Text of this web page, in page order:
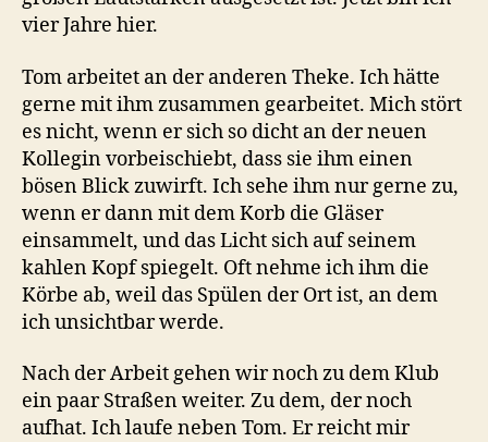
vier Jahre hier.
Tom arbeitet an der anderen Theke. Ich hätte
gerne mit ihm zusammen gearbeitet. Mich stört
es nicht, wenn er sich so dicht an der neuen
Kollegin vorbeischiebt, dass sie ihm einen
bösen Blick zuwirft. Ich sehe ihm nur gerne zu,
wenn er dann mit dem Korb die Gläser
einsammelt, und das Licht sich auf seinem
kahlen Kopf spiegelt. Oft nehme ich ihm die
Körbe ab, weil das Spülen der Ort ist, an dem
ich unsichtbar werde.
Nach der Arbeit gehen wir noch zu dem Klub
ein paar Straßen weiter. Zu dem, der noch
aufhat. Ich laufe neben Tom. Er reicht mir